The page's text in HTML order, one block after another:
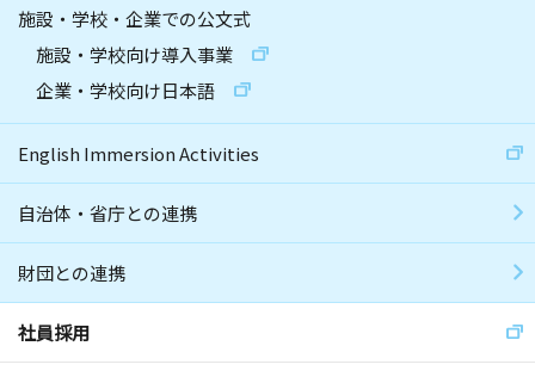
施設・学校・企業での公文式
施設・学校向け導入事業
企業・学校向け日本語
English Immersion Activities
自治体・省庁との連携
財団との連携
社員採用